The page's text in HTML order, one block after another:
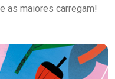
as maiores carregam!